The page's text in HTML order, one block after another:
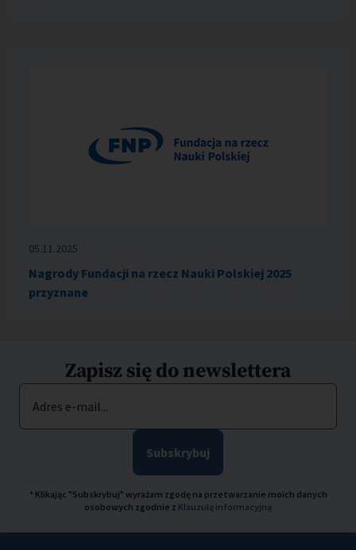
05.11.2025
Nagrody Fundacji na rzecz Nauki Polskiej 2025
przyznane
Zapisz się do newslettera
Adres e-mail...
Subskrybuj
* Klikając "Subskrybuj" wyrażam zgodę na przetwarzanie moich danych
osobowych zgodnie z Klauzulą informacyjną